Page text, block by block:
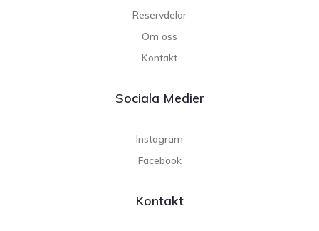
Reservdelar
Om oss
Kontakt
Sociala Medier
Instagram
Facebook
Kontakt